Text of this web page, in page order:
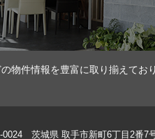
物件情報を豊富に取り揃えて
0024 茨城県 取手市新町6丁目2番7